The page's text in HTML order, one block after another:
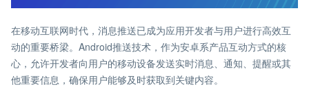
在移动互联网时代，消息推送已成为应用开发者与用户进行高效互
动的重要桥梁。Android推送技术，作为安卓系产品互动方式的核
心，允许开发者向用户的移动设备发送实时消息、通知、提醒或其
他重要信息，确保用户能够及时获取到关键内容。